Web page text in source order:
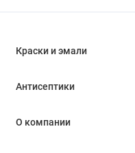
Краски и эмали
Антисептики
О компании